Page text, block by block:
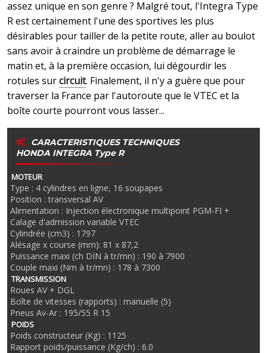
assez unique en son genre ? Malgré tout, l'Integra Type
R est certainement l'une des sportives les plus
désirables pour tailler de la petite route, aller au boulot
sans avoir à craindre un problème de démarrage le
matin et, à la première occasion, lui dégourdir les
rotules surcircuit. Finalement, il n'y a guère que pour
traverser la France par l'autoroute que le VTEC et la
boîte courte pourront vous lasser...
CARACTERISTIQUES TECHNIQUES
HONDA INTEGRA Type R
MOTEUR
Type : 4 cylindres en ligne, 16 soupapes
Position : transversal AV
Alimentation : Injection électronique multipoint PGM-FI +
Calage d'admission variable VTEC
Cylindrée (cm3) : 1797
Alésage x course (mm): 81 x 87,2
Puissance maxi (ch DIN à tr/mn) : 190 à 7900
Couple maxi (Nm à tr/mn) : 178 à 7300
TRANSMISSION
Roues AV + DGL
Boîte de vitesses (rapports) : manuelle (5)
Pneus Av-Ar : 195/55 R 15
POIDS
Poids constructeur (Kg) : 1125
Rapport poids/puissance (Kg/ch) : 6.0